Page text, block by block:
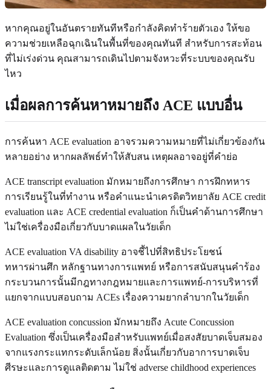
หากคุณอยู่ในอันตรายทันทีหรือกำลังคิดทำร้ายตัวเอง ให้ขอ
ความช่วยเหลือฉุกเฉินในพื้นที่ของคุณทันที สำหรับการสะท้อน
ที่ไม่เร่งด่วน คุณสามารถเดินไปตามจังหวะที่ระบบของคุณรับ
ไหว
เมื่อผลการค้นหาหมายถึง ACE แบบอื่น
การค้นหา ACE evaluation อาจรวมความหมายที่ไม่เกี่ยวข้องกัน
หลายอย่าง หากผลลัพธ์ทำให้สับสน เหตุผลอาจอยู่ที่คำย่อ
ACE transcript evaluation มักหมายถึงการศึกษา การฝึกทหาร
การเรียนรู้ในที่ทำงาน หรือคำแนะนำเครดิตวิทยาลัย ACE credit
evaluation และ ACE credential evaluation ก็เป็นคำด้านการศึกษา
ไม่ใช่เครื่องมือเกี่ยวกับบาดแผลในวัยเด็ก
ACE evaluation VA disability อาจชี้ไปที่สิทธิประโยชน์
ทหารผ่านศึก หลักฐานทางการแพทย์ หรือการสนับสนุนคำร้อง
กระบวนการนั้นมีกฎทางกฎหมายและการแพทย์-การบริหารที่
แยกจากแบบสอบถาม ACEs เรื่องความยากลำบากในวัยเด็ก
ACE evaluation concussion มักหมายถึง Acute Concussion
Evaluation ซึ่งเป็นเครื่องมือสำหรับแพทย์เมื่อสงสัยบาดเจ็บสมอง
จากแรงกระแทกระดับเล็กน้อย สิ่งนั้นเกี่ยวกับอาการบาดเจ็บ
ศีรษะและการดูแลติดตาม ไม่ใช่ adverse childhood experiences